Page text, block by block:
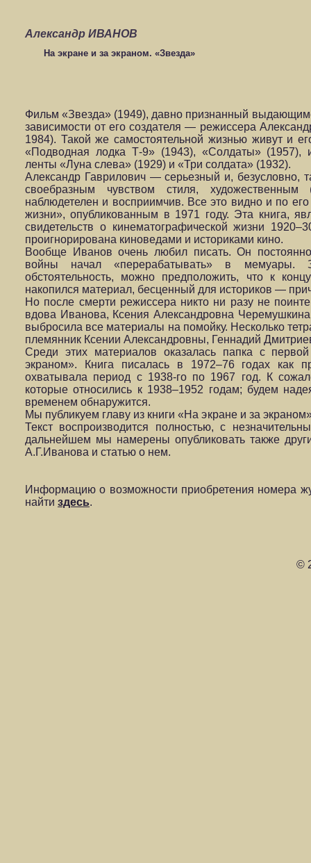
Александр ИВАНОВ
На экране и за экраном. «Звезда»
Фильм «Звезда» (1949), давно признанный
зависимости от его создателя — режиссера
1984). Такой же самостоятельной жизнью живут и
«Подводная лодка Т-9» (1943), «Солдаты»
ленты «Луна слева» (1929) и «Три солдата» (1932).
Александр Гаврилович — серьезный и, безусловно,
своебразным чувством стиля,
наблюдетелен и восприимчив. Все это видно и по
жизни», опубликованным в 1971 году. Эта книга,
свидетельств о кинематографической жизни
проигнорирована киноведами и историками кино.
Вообще Иванов очень любил писать. Он
войны начал «перерабатывать» в мемуары.
обстоятельность, можно предположить, что к
накопился материал, бесценный для историков —
Но после смерти режиссера никто ни разу не
вдова Иванова, Ксения Александровна
выбросила все материалы на помойку. Несколько
племянник Ксении Александровны, Геннадий
Среди этих материалов оказалась папка с
экраном». Книга писалась в 1972–76 годах как
охватывала период с 1938-го по 1967 год. К
которые относились к 1938–1952 годам; будем
временем обнаружится.
Мы публикуем главу из книги «На экране и за
Текст воспроизводится полностью, с
дальнейшем мы намерены опубликовать также
А.Г.Иванова и статью о нем.
Информацию о возможности приобретения номера
найти здесь.
©